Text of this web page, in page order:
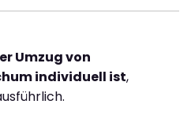
Umzug von
individuell ist,